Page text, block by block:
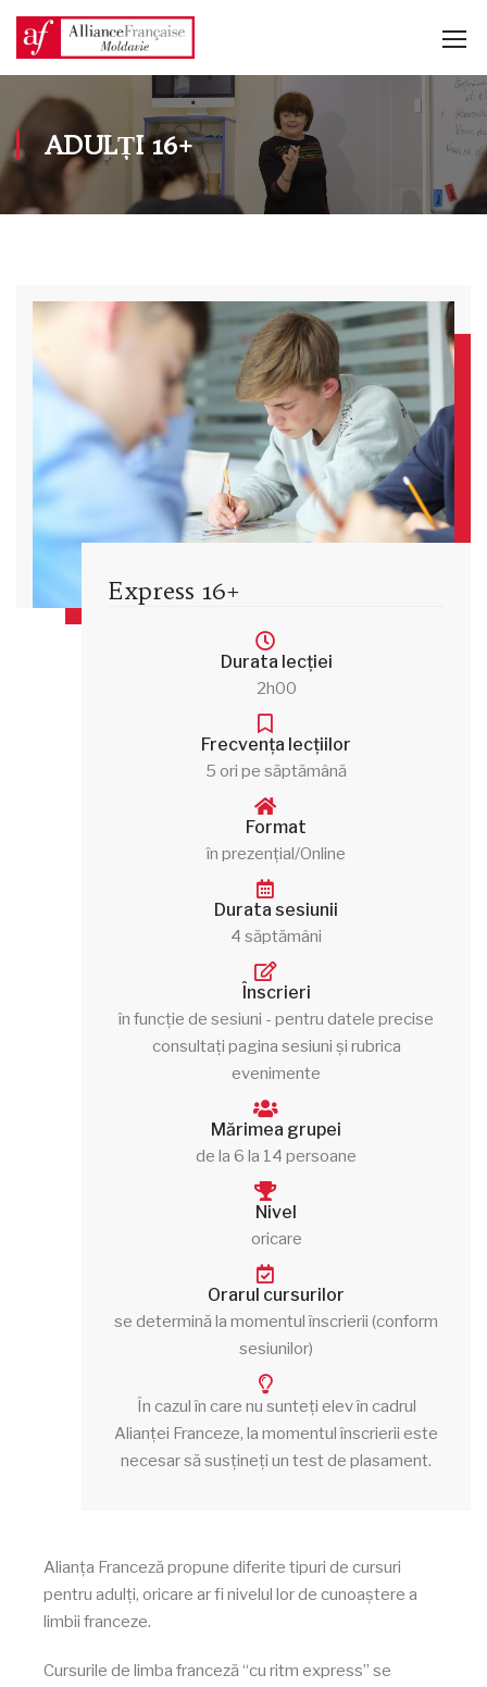
ADULȚI 16+
Express 16+
Durata lecției
2h00
Frecvența lecțiilor
5 ori pe săptămână
Format
în prezențial/Online
Durata sesiunii
4 săptămâni
Înscrieri
în funcție de sesiuni - pentru datele precise
consultați pagina sesiuni și rubrica
evenimente
Mărimea grupei
de la 6 la 14 persoane
Nivel
oricare
Orarul cursurilor
se determină la momentul înscrierii (conform
sesiunilor)
În cazul în care nu sunteți elev în cadrul
Alianței Franceze, la momentul înscrierii este
necesar să susțineți un test de plasament.
Alianța Franceză propune diferite tipuri de cursuri
pentru adulți, oricare ar fi nivelul lor de cunoaștere a
limbii franceze.
Cursurile de limba franceză “cu ritm express” se